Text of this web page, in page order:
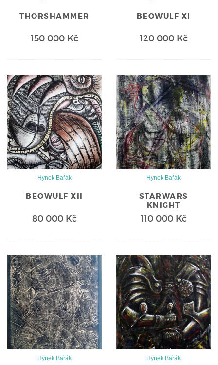
THORSHAMMER
150 000 Kč
BEOWULF XI
120 000 Kč
Hynek Bařák
BEOWULF XII
80 000 Kč
Hynek Bařák
STARWARS
KNIGHT
110 000 Kč
Hynek Bařák Hynek Bařák